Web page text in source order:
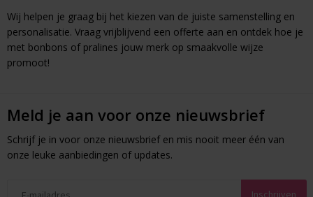
Wij helpen je graag bij het kiezen van de juiste samenstelling en
personalisatie. Vraag vrijblijvend een offerte aan en ontdek hoe je
met bonbons of pralines jouw merk op smaakvolle wijze
promoot!
Meld je aan voor onze nieuwsbrief
Schrijf je in voor onze nieuwsbrief en mis nooit meer één van
onze leuke aanbiedingen of updates.